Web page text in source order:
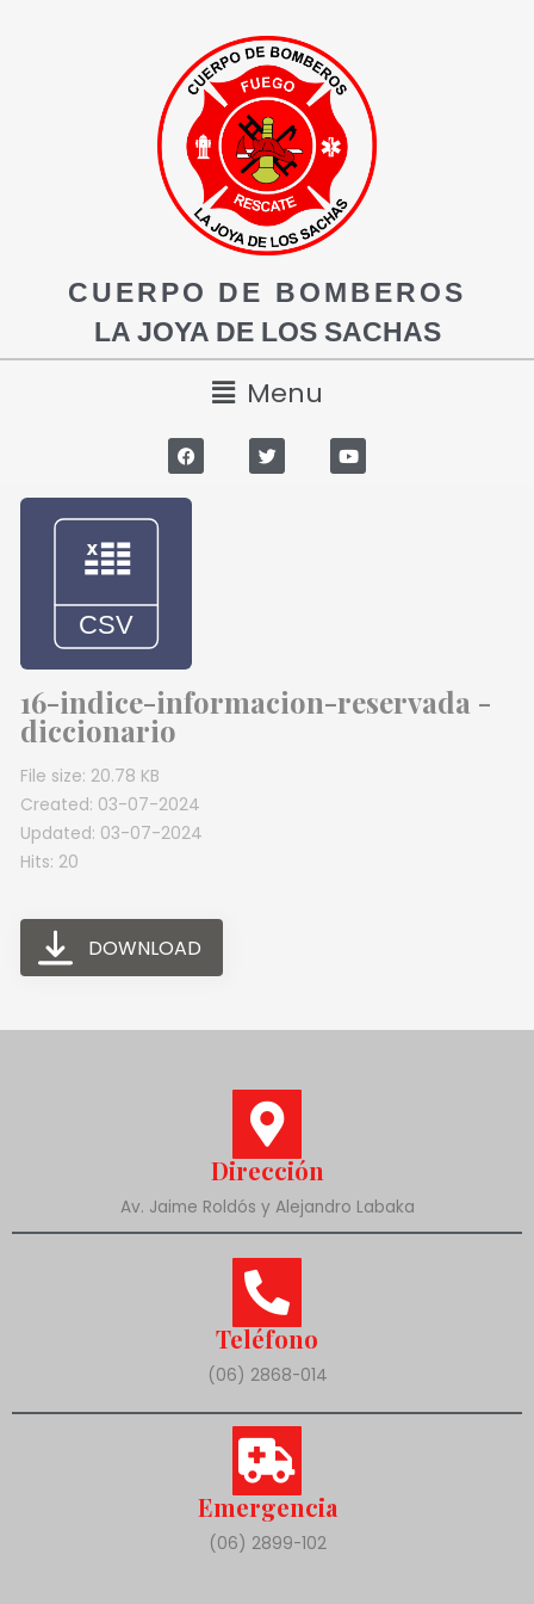
CUERPO DE BOMBEROS
LA JOYA DE LOS SACHAS
Menu
16-indice-informacion-reservada -
diccionario
File size: 20.78 KB
Created: 03-07-2024
Updated: 03-07-2024
Hits: 20
DOWNLOAD
Dirección
Av. Jaime Roldós y Alejandro Labaka
Teléfono
(06) 2868-014
Emergencia
(06) 2899-102